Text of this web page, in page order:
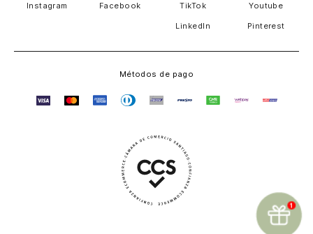
Instagram Facebook TikTok Youtube
LinkedIn Pinterest
Métodos de pago